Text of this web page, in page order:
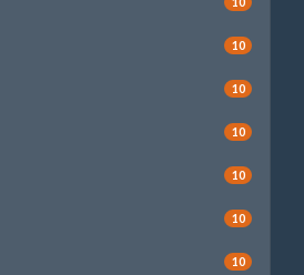
10
10
10
10
10
10